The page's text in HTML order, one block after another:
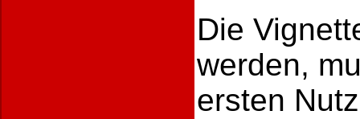
Die
werden,
ersten